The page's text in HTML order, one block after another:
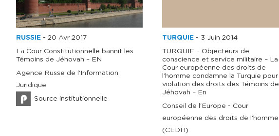
RUSSIE- 20 Avr 2017
La Cour Constitutionnelle bannit les
Témoins de Jéhovah – EN
Agence Russe de l'Information
Juridique
Source institutionnelle
TURQUIE- 3 Juin 2014
TURQUIE – Objecteurs de
conscience et service militaire – La
Cour européenne des droits de
l’homme condamne la Turquie pour
violation des droits des Témoins de
Jéhovah – En
Conseil de l'Europe - Cour
européenne des droits de l'homme
(CEDH)